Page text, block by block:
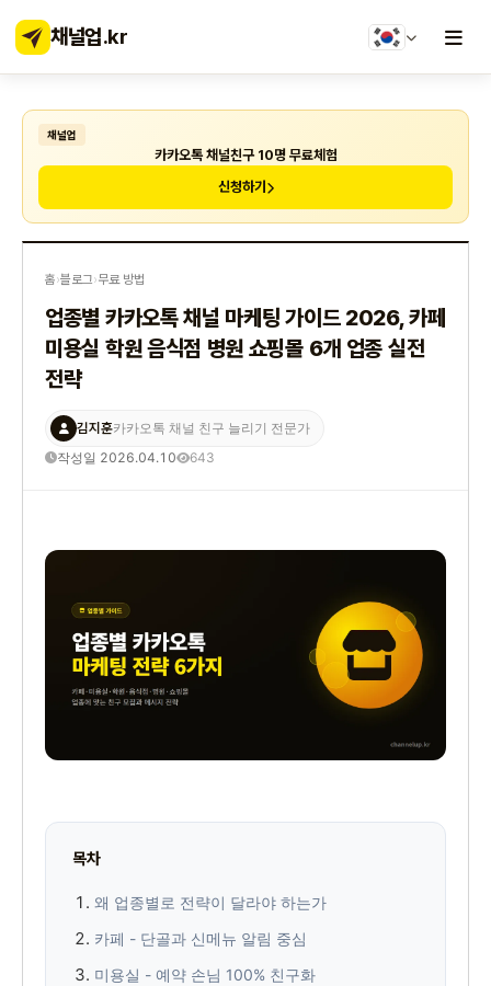
채널업.kr
채널업
카카오톡 채널친구 10명 무료체험
신청하기
홈›블로그›무료 방법
업종별 카카오톡 채널 마케팅 가이드 2026, 카페
미용실 학원 음식점 병원 쇼핑몰 6개 업종 실전
전략
김지훈카카오톡 채널 친구 늘리기 전문가
작성일 2026.04.10 643
목차
왜 업종별로 전략이 달라야 하는가
카페 - 단골과 신메뉴 알림 중심
미용실 - 예약 손님 100% 친구화